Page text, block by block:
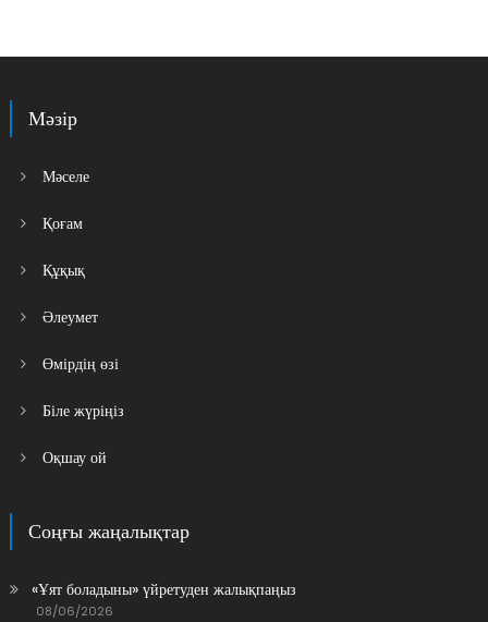
Мәзір
Мәселе
Қоғам
Құқық
Әлеумет
Өмірдің өзі
Біле жүріңіз
Оқшау ой
Соңғы жаңалықтар
«Ұят боладыны» үйретуден жалықпаңыз
08/06/2026